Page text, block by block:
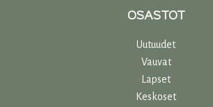
OSASTOT
Uutuudet
Vauvat
Lapset
Keskoset